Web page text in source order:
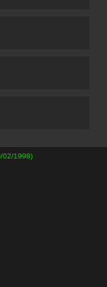
02/1998)